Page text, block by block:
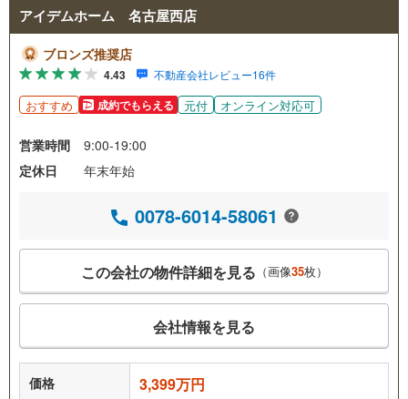
アイデムホーム 名古屋西店
ブロンズ推奨店
4.43 不動産会社レビュー16件
おすすめ 成約でもらえる 元付 オンライン対応可
営業時間
9:00-19:00
定休日
年末年始
0078-6014-58061
この会社の物件詳細を見る （画像35枚）
会社情報を見る
価格 3,399万円